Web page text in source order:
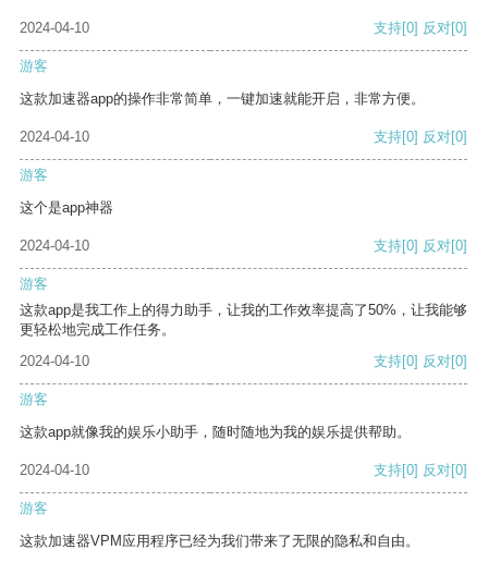
2024-04-10 支持[0] 反对[0]
游客
这款加速器app的操作非常简单，一键加速就能开启，非常方便。
2024-04-10 支持[0] 反对[0]
游客
这个是app神器
2024-04-10 支持[0] 反对[0]
游客
这款app是我工作上的得力助手，让我的工作效率提高了50%，让我能够
更轻松地完成工作任务。
2024-04-10
支持[0] 反对[0]
游客
这款app就像我的娱乐小助手，随时随地为我的娱乐提供帮助。
2024-04-10 支持[0] 反对[0]
游客
这款加速器VPM应用程序已经为我们带来了无限的隐私和自由。